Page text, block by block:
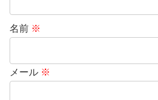
名前 ※
メール ※